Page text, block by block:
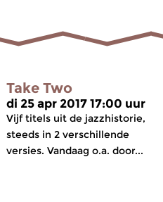
Take Two
di 25 apr 2017 17:00 uur
Vijf titels uit de jazzhistorie,
steeds in 2 verschillende
versies. Vandaag o.a. door...